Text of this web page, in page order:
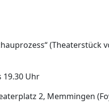
(Theaterstück
19.30 Uhr
2, Memmingen